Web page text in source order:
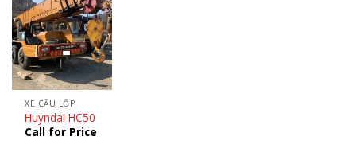
XE CẨU LỐP
Huyndai HC50
Call for Price